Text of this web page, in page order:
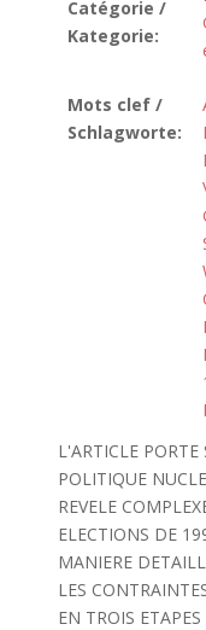
Catégorie /
Kategorie:
Mots clef /
Schlagworte:
L'ARTICLE
POLITIQUE
REVELE
ELECTIONS DE
MANIERE
LES
EN TROIS